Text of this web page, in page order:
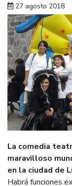
27 agosto 2018
La comedia
maravilloso
en la ciudad de
Habrá funciones